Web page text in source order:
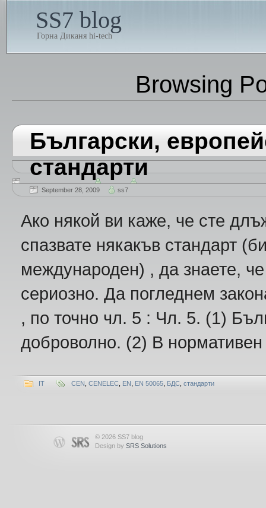
SS7 blog
Горна Диканя hi-tech
Browsing
Български,
стандарти
September 28, 2009 ss7
Ако някой ви каже, че сте
спазвате някакъв стандарт
международен) , да знаете,
сериозно. Да погледнем
, по точно чл. 5 : Чл. 5. (1)
доброволно. (2) В
IT CEN CENELEC EN EN 50065 БДС стандарти
© 2026 SS7 blog
Design by SRS Solutions